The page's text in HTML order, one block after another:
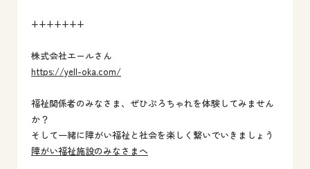
+++++++
株式会社エールさん
https://yell-oka.com/
福祉関係者のみなさま、ぜひぷろちゃれを体験してみません
か？
そして一緒に障がい福祉と社会を楽しく繋いでいきましょう
障がい福祉施設のみなさまへ